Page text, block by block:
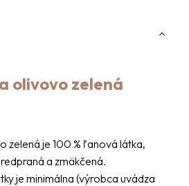
olivovo zelená
zelená je 100 % ľanová látka,
a zmäkčená.
je minimálna (výrobca uvádza